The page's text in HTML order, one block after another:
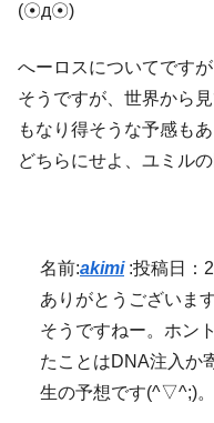
(☉д☉)
へーロスについてです
そうですが、世界から
もなり得そうな予感もあ
どちらにせよ、ユミル
名前:akimi:投稿日：
ありがとうございま
そうですねー。ホン
たことはDNA注入か
生の予想です(^▽^;)。